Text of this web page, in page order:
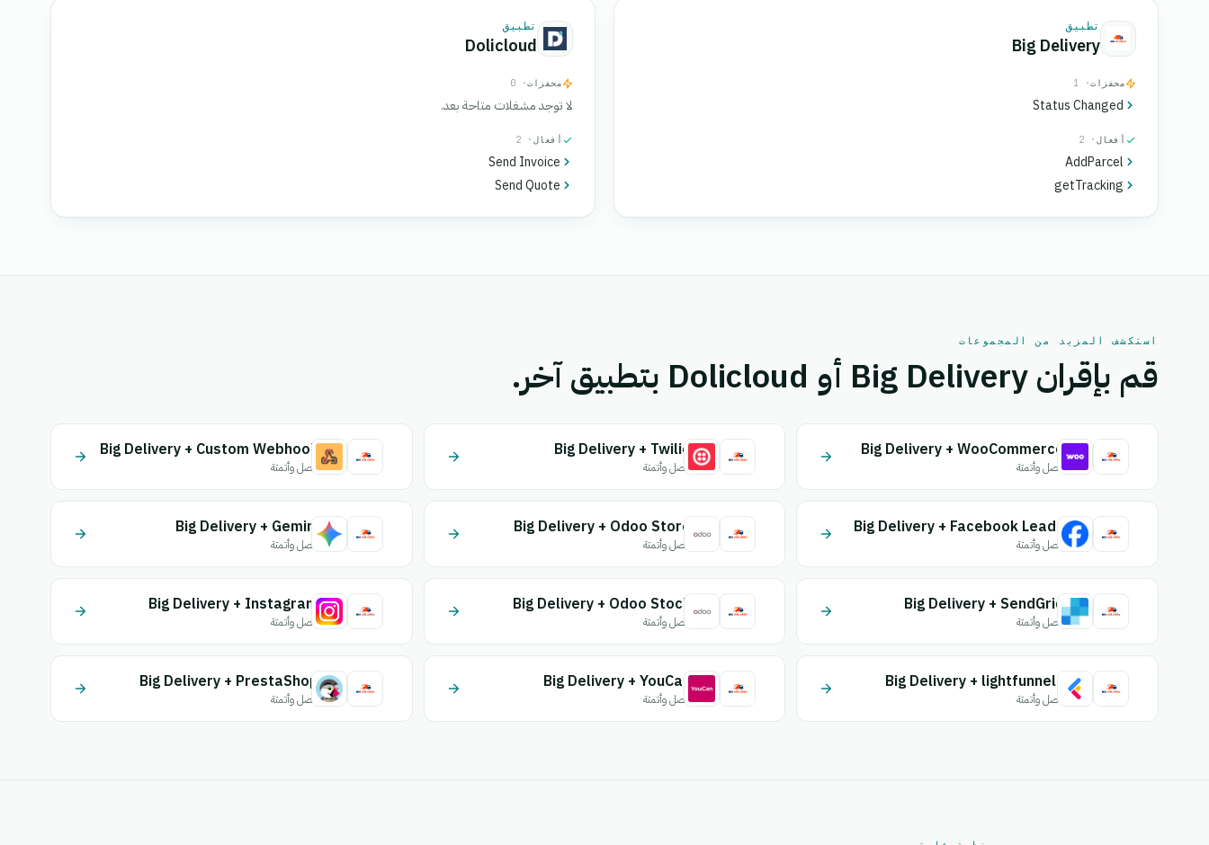
تطبيق
Big Delivery
محفزات· 1
Status Changed
أفعال · 2
AddParcel
getTracking
تطبيق
Dolicloud
محفزات· 0
لا توجد مشغلات متاحة بعد.
أفعال · 2
Send Invoice
Send Quote
استكشف المزيد من المجموعات
قم بإقران Big Delivery أو Dolicloud بتطبيق آخر.
Big Delivery + WooCommerce
اتصل وأتمتة
Big Delivery + Twilio
اتصل وأتمتة
Big Delivery + Custom Webhook
اتصل وأتمتة
Big Delivery + Facebook Leads
اتصل وأتمتة
Big Delivery + Odoo Store
اتصل وأتمتة
Big Delivery + Gemini
اتصل وأتمتة
Big Delivery + SendGrid
اتصل وأتمتة
Big Delivery + Odoo Stock
اتصل وأتمتة
Big Delivery + Instagram
اتصل وأتمتة
Big Delivery + lightfunnels
اتصل وأتمتة
Big Delivery + YouCan
اتصل وأتمتة
Big Delivery + PrestaShop
اتصل وأتمتة